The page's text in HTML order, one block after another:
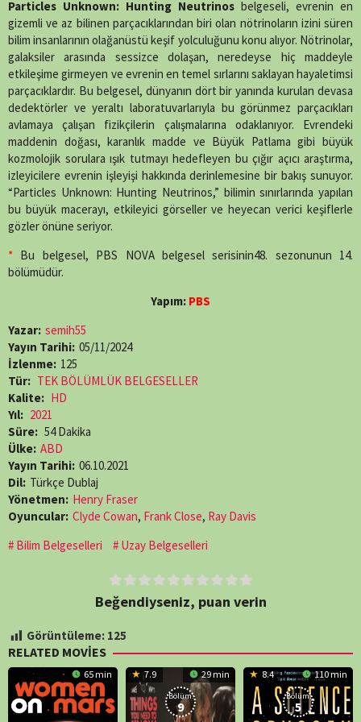
(Twitter)
Particles Unknown: Hunting Neutrinos belgeseli, evrenin en
gizemli ve az bilinen parçacıklarından biri olan nötrinoların izini süren
bilim insanlarının olağanüstü keşif yolculuğunu konu alıyor. Nötrinolar,
galaksiler arasında sessizce dolaşan, neredeyse hiç maddeyle
etkileşime girmeyen ve evrenin en temel sırlarını saklayan hayaletimsi
parçacıklardır. Bu belgesel, dünyanın dört bir yanında kurulan devasa
dedektörler ve yeraltı laboratuvarlarıyla bu görünmez parçacıkları
avlamaya çalışan fizikçilerin çalışmalarına odaklanıyor. Evrendeki
maddenin doğası, karanlık madde ve Büyük Patlama gibi büyük
kozmolojik sorulara ışık tutmayı hedefleyen bu çığır açıcı araştırma,
izleyicilere evrenin işleyişi hakkında derinlemesine bir bakış sunuyor.
“Particles Unknown: Hunting Neutrinos,” bilimin sınırlarında yapılan
bu büyük macerayı, etkileyici görseller ve heyecan verici keşiflerle
gözler önüne seriyor.
* Bu belgesel, PBS NOVA belgesel serisinin48. sezonunun 14.
bölümüdür.
Yapım: PBS
Yazar: semih55
Yayın Tarihi: 05/11/2024
İzlenme: 125
Tür: TEK BÖLÜMLÜK BELGESELLER
Kalite: HD
Yıl: 2021
Süre: 54 Dakika
Ülke: ABD
Yayın Tarihi: 06.10.2021
Dil: Türkçe Dublaj
Yönetmen: Henry Fraser
Oyuncular: Clyde Cowan, Frank Close, Ray Davis
Bilim Belgeselleri
Uzay Belgeselleri
Beğendiyseniz, puan verin
Görüntüleme: 125
RELATED MOVIES
65 min 7.9 29 min
Bölüm:
9
8.4 110 min
Bölüm:
5